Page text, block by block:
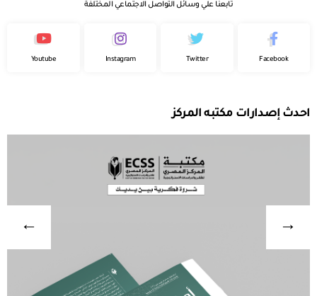
تابعنا علي وسائل التواصل الاجتماعي المختلفة
Facebook
Twitter
Instagram
Youtube
احدث إصدارات مكتبه المركز